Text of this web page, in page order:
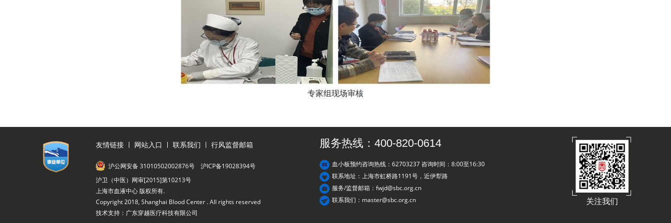
专家组现场审核
友情链接 网站入口 联系我们 行风监督邮箱
沪公网安备 31010502002876号
沪ICP备19028394号
沪卫（中医）网审[2015]第10213号
上海市血液中心 版权所有.
Copyright 2018, Shanghai Blood Center . All rights reserved
技术支持：广东穿越医疗科技有限公司
服务热线：400-820-0614
血小板预约咨询热线：62703237 咨询时间：8:00至16:30
联系地址：上海市虹桥路1191号，近伊犁路
服务/监督邮箱：fwjd@sbc.org.cn
联系我们：master@sbc.org.cn
关注我们